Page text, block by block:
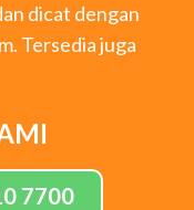
dicat dengan
Tersedia juga
7700